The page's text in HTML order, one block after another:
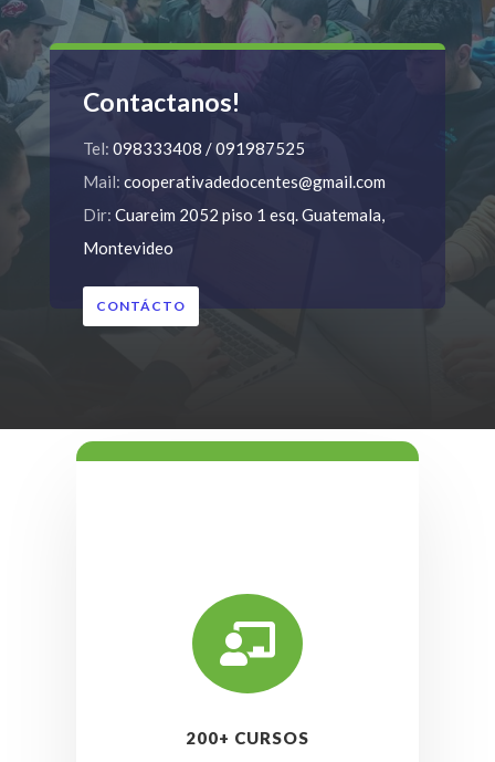
Contactanos!
Tel: 098333408 / 091987525
Mail: cooperativadedocentes@gmail.com
Dir: Cuareim 2052 piso 1 esq. Guatemala,
Montevideo
CONTÁCTO

200+ CURSOS